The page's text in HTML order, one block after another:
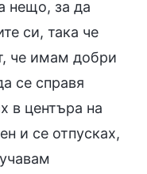
нещо, за да
си, така че
че имам добри
се справя
в центъра на
и се отпусках,